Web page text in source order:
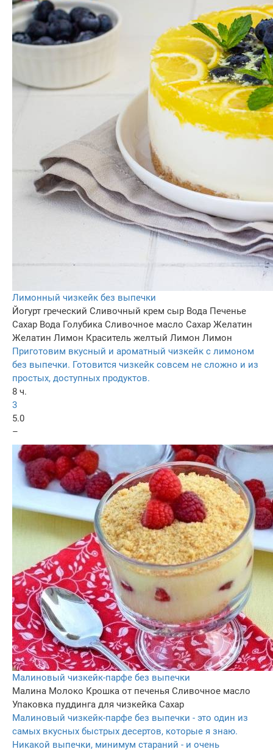
Лимонный чизкейк без выпечки
Йогурт греческий Сливочный крем сыр Вода Печенье
Сахар Вода Голубика Сливочное масло Сахар Желатин
Желатин Лимон Краситель желтый Лимон Лимон
Приготовим вкусный и ароматный чизкейк с лимоном
без выпечки. Готовится чизкейк совсем не сложно и из
простых, доступных продуктов.
8 ч.
3
5.0
–
Малиновый чизкейк-парфе без выпечки
Малина Молоко Крошка от печенья Сливочное масло
Упаковка пуддинга для чизкейка Сахар
Малиновый чизкейк-парфе без выпечки - это один из
самых вкусных быстрых десертов, которые я знаю.
Никакой выпечки, минимум стараний - и очень